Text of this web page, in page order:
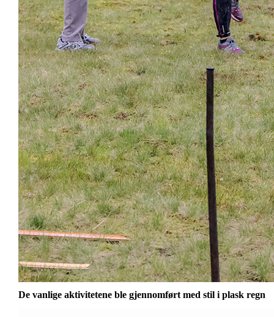
De vanlige aktivitetene ble gjennomført med stil i plask regn